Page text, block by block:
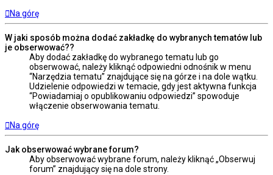
Na górę
W jaki sposób można dodać zakładkę do wybranych tematów lub
je obserwować??
Aby dodać zakładkę do wybranego tematu lub go
obserwować, należy kliknąć odpowiedni odnośnik w menu
“Narzędzia tematu” znajdujące się na górze i na dole wątku.
Udzielenie odpowiedzi w temacie, gdy jest aktywna funkcja
“Powiadamiaj o opublikowaniu odpowiedzi” spowoduje
włączenie obserwowania tematu.
Na górę
Jak obserwować wybrane forum?
Aby obserwować wybrane forum, należy kliknąć „Obserwuj
forum” znajdujący się na dole strony.